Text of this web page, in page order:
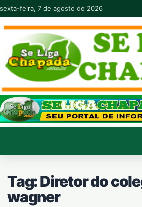
Pular para o conteúdo
sexta-feira, 7 de agosto de 2026
Tag:Diretor do
wagner